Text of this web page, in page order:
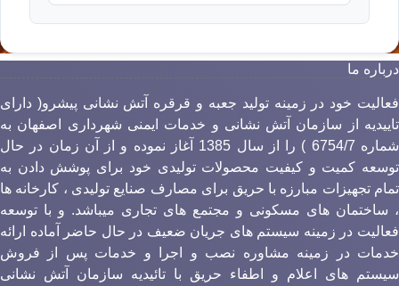
ما
خود در زمینه تولید جعبه و قرقره آتش نشانی پیشرو( دارای
از سازمان آتش نشانی و خدمات ایمنی شهرداری اصفهان به
شماره 6754/7 ) را از سال 1385 آغاز نموده و از آن زمان در حال
کمیت و کیفیت محصولات تولیدی خود برای پوشش دادن به
تجهیزات مبارزه با حریق برای مصارف صنایع تولیدی ، کارخانه ها
ساختمان های مسکونی و مجتمع های تجاری میباشد. و با توسعه
در زمینه سیستم های جریان ضعیف در حال حاضر آماده ارائه
در زمینه مشاوره نصب و اجرا و خدمات پس از فروش
های اعلام و اطفاء حریق با تائیدیه سازمان آتش نشانی